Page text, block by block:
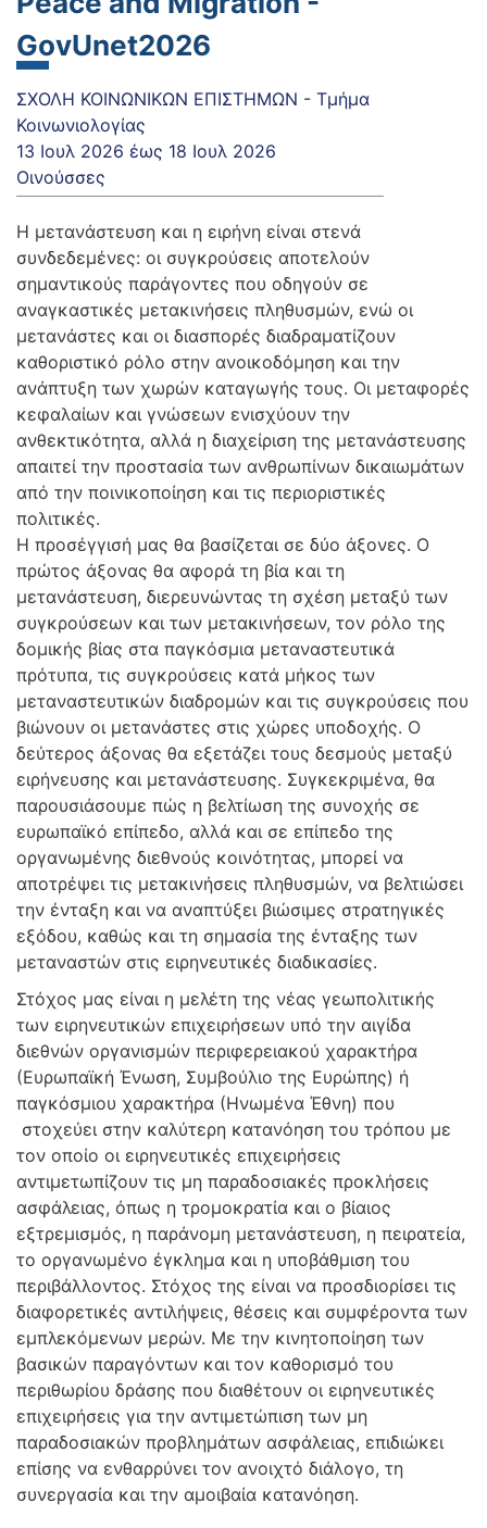
GovUnet2026
ΣΧΟΛΗ ΚΟΙΝΩΝΙΚΩΝ ΕΠΙΣΤΗΜΩΝ - Τμήμα
Κοινωνιολογίας
13 Ιουλ 2026 έως 18 Ιουλ 2026
Οινούσσες
Η μετανάστευση και η ειρήνη είναι στενά
συνδεδεμένες: οι συγκρούσεις αποτελούν
σημαντικούς παράγοντες που οδηγούν σε
αναγκαστικές μετακινήσεις πληθυσμών, ενώ οι
μετανάστες και οι διασπορές διαδραματίζουν
καθοριστικό ρόλο στην ανοικοδόμηση και την
ανάπτυξη των χωρών καταγωγής τους. Οι μεταφορές
κεφαλαίων και γνώσεων ενισχύουν την
ανθεκτικότητα, αλλά η διαχείριση της μετανάστευσης
απαιτεί την προστασία των ανθρωπίνων δικαιωμάτων
από την ποινικοποίηση και τις περιοριστικές
πολιτικές.
Η προσέγγισή μας θα βασίζεται σε δύο άξονες. Ο
πρώτος άξονας θα αφορά τη βία και τη
μετανάστευση, διερευνώντας τη σχέση μεταξύ των
συγκρούσεων και των μετακινήσεων, τον ρόλο της
δομικής βίας στα παγκόσμια μεταναστευτικά
πρότυπα, τις συγκρούσεις κατά μήκος των
μεταναστευτικών διαδρομών και τις συγκρούσεις που
βιώνουν οι μετανάστες στις χώρες υποδοχής. Ο
δεύτερος άξονας θα εξετάζει τους δεσμούς μεταξύ
ειρήνευσης και μετανάστευσης. Συγκεκριμένα, θα
παρουσιάσουμε πώς η βελτίωση της συνοχής σε
ευρωπαϊκό επίπεδο, αλλά και σε επίπεδο της
οργανωμένης διεθνούς κοινότητας, μπορεί να
αποτρέψει τις μετακινήσεις πληθυσμών, να βελτιώσει
την ένταξη και να αναπτύξει βιώσιμες στρατηγικές
εξόδου, καθώς και τη σημασία της ένταξης των
μεταναστών στις ειρηνευτικές διαδικασίες.
Στόχος μας είναι η μελέτη της νέας γεωπολιτικής
των ειρηνευτικών επιχειρήσεων υπό την αιγίδα
διεθνών οργανισμών περιφερειακού χαρακτήρα
(Ευρωπαϊκή Ένωση, Συμβούλιο της Ευρώπης) ή
παγκόσμιου χαρακτήρα (Ηνωμένα Έθνη) που
στοχεύει στην καλύτερη κατανόηση του τρόπου με
τον οποίο οι ειρηνευτικές επιχειρήσεις
αντιμετωπίζουν τις μη παραδοσιακές προκλήσεις
ασφάλειας, όπως η τρομοκρατία και ο βίαιος
εξτρεμισμός, η παράνομη μετανάστευση, η πειρατεία,
το οργανωμένο έγκλημα και η υποβάθμιση του
περιβάλλοντος. Στόχος της είναι να προσδιορίσει τις
διαφορετικές αντιλήψεις, θέσεις και συμφέροντα των
εμπλεκόμενων μερών. Με την κινητοποίηση των
βασικών παραγόντων και τον καθορισμό του
περιθωρίου δράσης που διαθέτουν οι ειρηνευτικές
επιχειρήσεις για την αντιμετώπιση των μη
παραδοσιακών προβλημάτων ασφάλειας, επιδιώκει
επίσης να ενθαρρύνει τον ανοιχτό διάλογο, τη
συνεργασία και την αμοιβαία κατανόηση.